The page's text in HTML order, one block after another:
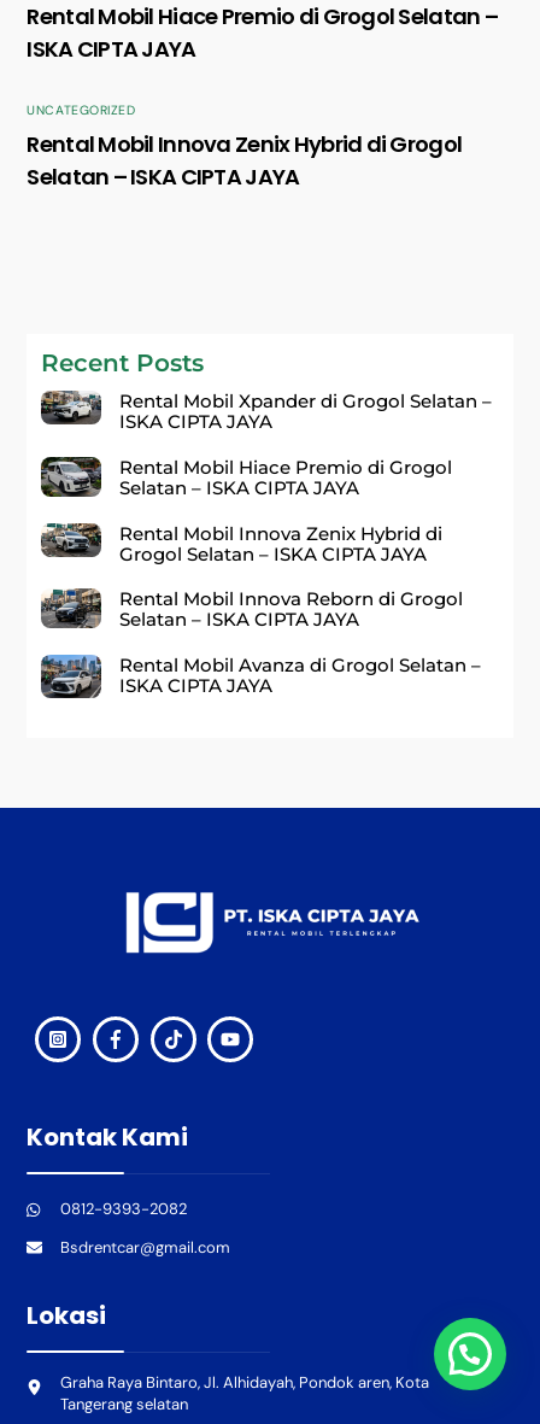
Rental Mobil Hiace Premio di Grogol Selatan –
ISKA CIPTA JAYA
UNCATEGORIZED
Rental Mobil Innova Zenix Hybrid di Grogol
Selatan – ISKA CIPTA JAYA
Recent Posts
Rental Mobil Xpander di Grogol Selatan –
ISKA CIPTA JAYA
Rental Mobil Hiace Premio di Grogol
Selatan – ISKA CIPTA JAYA
Rental Mobil Innova Zenix Hybrid di
Grogol Selatan – ISKA CIPTA JAYA
Rental Mobil Innova Reborn di Grogol
Selatan – ISKA CIPTA JAYA
Rental Mobil Avanza di Grogol Selatan –
ISKA CIPTA JAYA
Kontak Kami
0812-9393-2082
Bsdrentcar@gmail.com
Lokasi
Graha Raya Bintaro, Jl. Alhidayah, Pondok aren, Kota
Tangerang selatan